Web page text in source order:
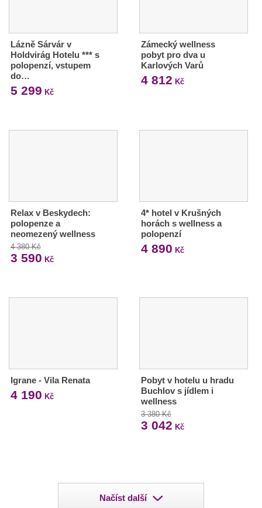
Lázně Sárvár v
Holdvirág Hotelu *** s
polopenzí, vstupem
do…
5 299 Kč
Zámecký wellness
pobyt pro dva u
Karlových Varů
4 812 Kč
Relax v Beskydech:
polopenze a
neomezený wellness
4 380 Kč
3 590 Kč
4* hotel v Krušných
horách s wellness a
polopenzí
4 890 Kč
Igrane - Vila Renata
4 190 Kč
Pobyt v hotelu u hradu
Buchlov s jídlem i
wellness
3 380 Kč
3 042 Kč
Načíst další